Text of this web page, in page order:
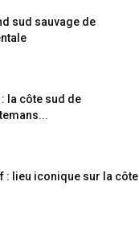
sud sauvage de
: la côte sud de
: lieu iconique sur la côte